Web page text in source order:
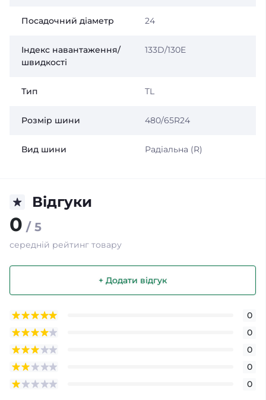
Посадочний діаметр 24
Індекс навантаження/
швидкості
133D/130E
Тип TL
Розмір шини 480/65R24
Вид шини Радіальна (R)
Відгуки
0 / 5
середній рейтинг товару
+ Додати відгук
0
0
0
0
0